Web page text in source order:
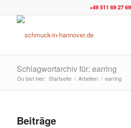
+49 511 69 27 69
Schlagwortarchiv für: earring
Du bist hier: Startseite / Arbeiten / earring
Beiträge